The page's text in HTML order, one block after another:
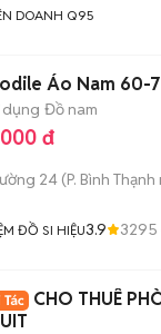
DOANH Q95
Áo Nam 60-
Đồ nam
đ
24 (P. Bình Thạnh
ĐỒ SI HIỆU3.9 3295
CHO THUÊ